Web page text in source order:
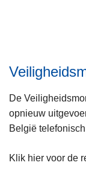
De
opnieuw
België
Klik hier voor de